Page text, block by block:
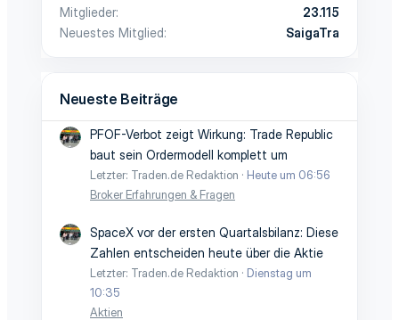
Mitglieder
23.115
Neuestes Mitglied
SaigaTra
Neueste Beiträge
PFOF-Verbot zeigt Wirkung: Trade Republic
baut sein Ordermodell komplett um
Letzter: Traden.de Redaktion
Heute um 06:56
Broker Erfahrungen & Fragen
SpaceX vor der ersten Quartalsbilanz: Diese
Zahlen entscheiden heute über die Aktie
Letzter: Traden.de Redaktion
Dienstag um
10:35
Aktien